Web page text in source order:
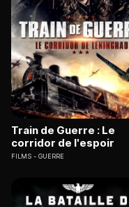
Train de Guerre : Le
corridor de l'espoir
FILMS GUERRE